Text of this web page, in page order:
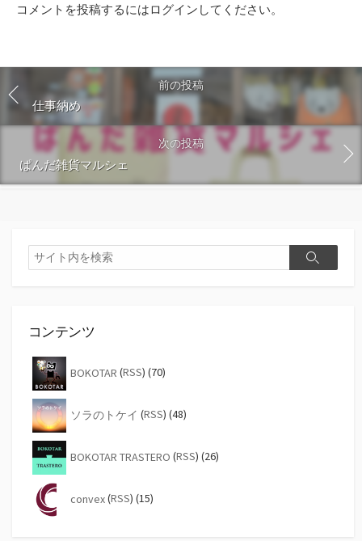
コメントを投稿するにはログイン してください。
前の投稿
仕事納め
次の投稿
ぱんだ雑貨マルシェ
検
索
検
コンテンツ
BOKOTAR (RSS) (70)
ソラのトケイ (RSS) (48)
BOKOTAR TRASTERO (RSS) (26)
convex(RSS) (15)